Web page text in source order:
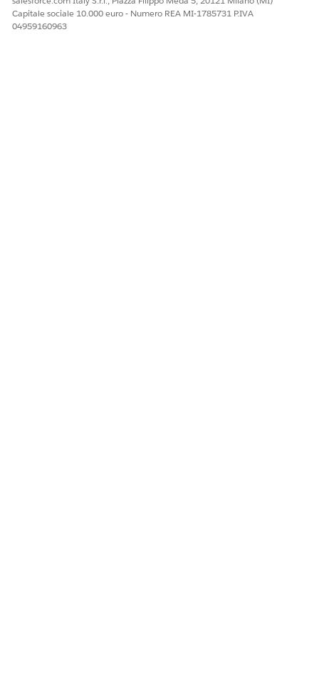
Capitale sociale 10.000 euro - Numero REA MI-1785731 P.IVA
04959160963